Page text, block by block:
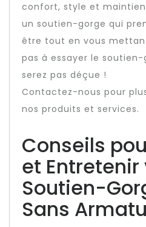
confort, style et
un soutien-gorge qui
être tout en vous
pas à essayer le
serez pas déçue !
Contactez-nous pour
nos produits et services.
Conseils
et Entretenir
Soutien-
Sans